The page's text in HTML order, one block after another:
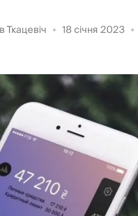
Ткацевіч 18 січня 2023